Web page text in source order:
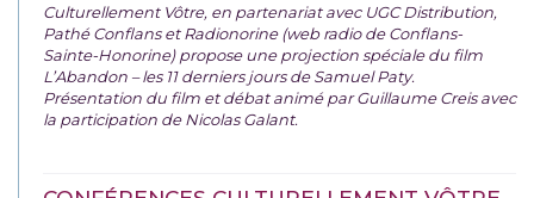
Culturellement Vôtre, en partenariat avec UGC Distribution,
Pathé Conflans et Radionorine (web radio de Conflans-
Sainte-Honorine) propose une projection spéciale du film
L’Abandon – les 11 derniers jours de Samuel Paty.
Présentation du film et débat animé par Guillaume Creis avec
la participation de Nicolas Galant.